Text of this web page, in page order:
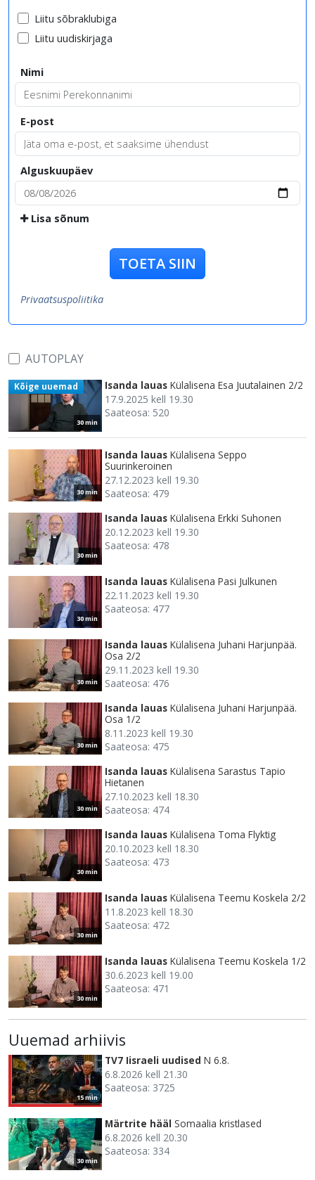
Liitu sõbraklubiga
Liitu uudiskirjaga
Nimi
E-post
Alguskuupäev
Lisa sõnum
TOETA SIIN
Privaatsuspoliitika
AUTOPLAY
30 min
Kõige uuemad Isanda lauas Külalisena Esa Juutalainen 2/2
17.9.2025 kell 19.30
Saateosa: 520
30 min
Isanda lauas Külalisena Seppo
Suurinkeroinen
27.12.2023 kell 19.30
Saateosa: 479
30 min
Isanda lauas Külalisena Erkki Suhonen
20.12.2023 kell 19.30
Saateosa: 478
30 min
Isanda lauas Külalisena Pasi Julkunen
22.11.2023 kell 19.30
Saateosa: 477
30 min
Isanda lauas Külalisena Juhani Harjunpää.
Osa 2/2
29.11.2023 kell 19.30
Saateosa: 476
30 min
Isanda lauas Külalisena Juhani Harjunpää.
Osa 1/2
8.11.2023 kell 19.30
Saateosa: 475
30 min
Isanda lauas Külalisena Sarastus Tapio
Hietanen
27.10.2023 kell 18.30
Saateosa: 474
30 min
Isanda lauas Külalisena Toma Flyktig
20.10.2023 kell 18.30
Saateosa: 473
30 min
Isanda lauas Külalisena Teemu Koskela 2/2
11.8.2023 kell 18.30
Saateosa: 472
30 min
Isanda lauas Külalisena Teemu Koskela 1/2
30.6.2023 kell 19.00
Saateosa: 471
Uuemad arhiivis
15 min
TV7 Iisraeli uudised N 6.8.
6.8.2026 kell 21.30
Saateosa: 3725
30 min
Märtrite hääl Somaalia kristlased
6.8.2026 kell 20.30
Saateosa: 334